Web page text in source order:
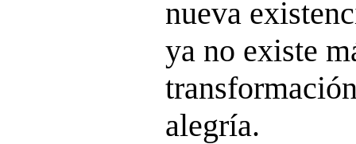
nueva
ya no existe
alegría.